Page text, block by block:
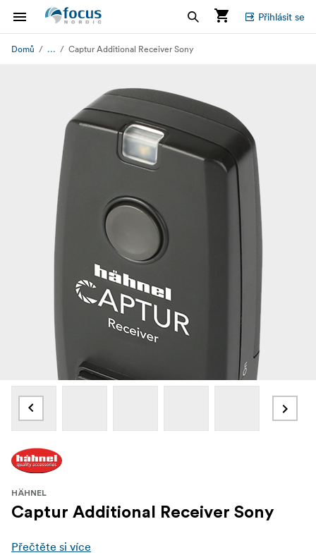
Přihlásit se
Domů ... Captur Additional Receiver Sony
HÄHNEL
Captur Additional Receiver Sony
Přečtěte si více